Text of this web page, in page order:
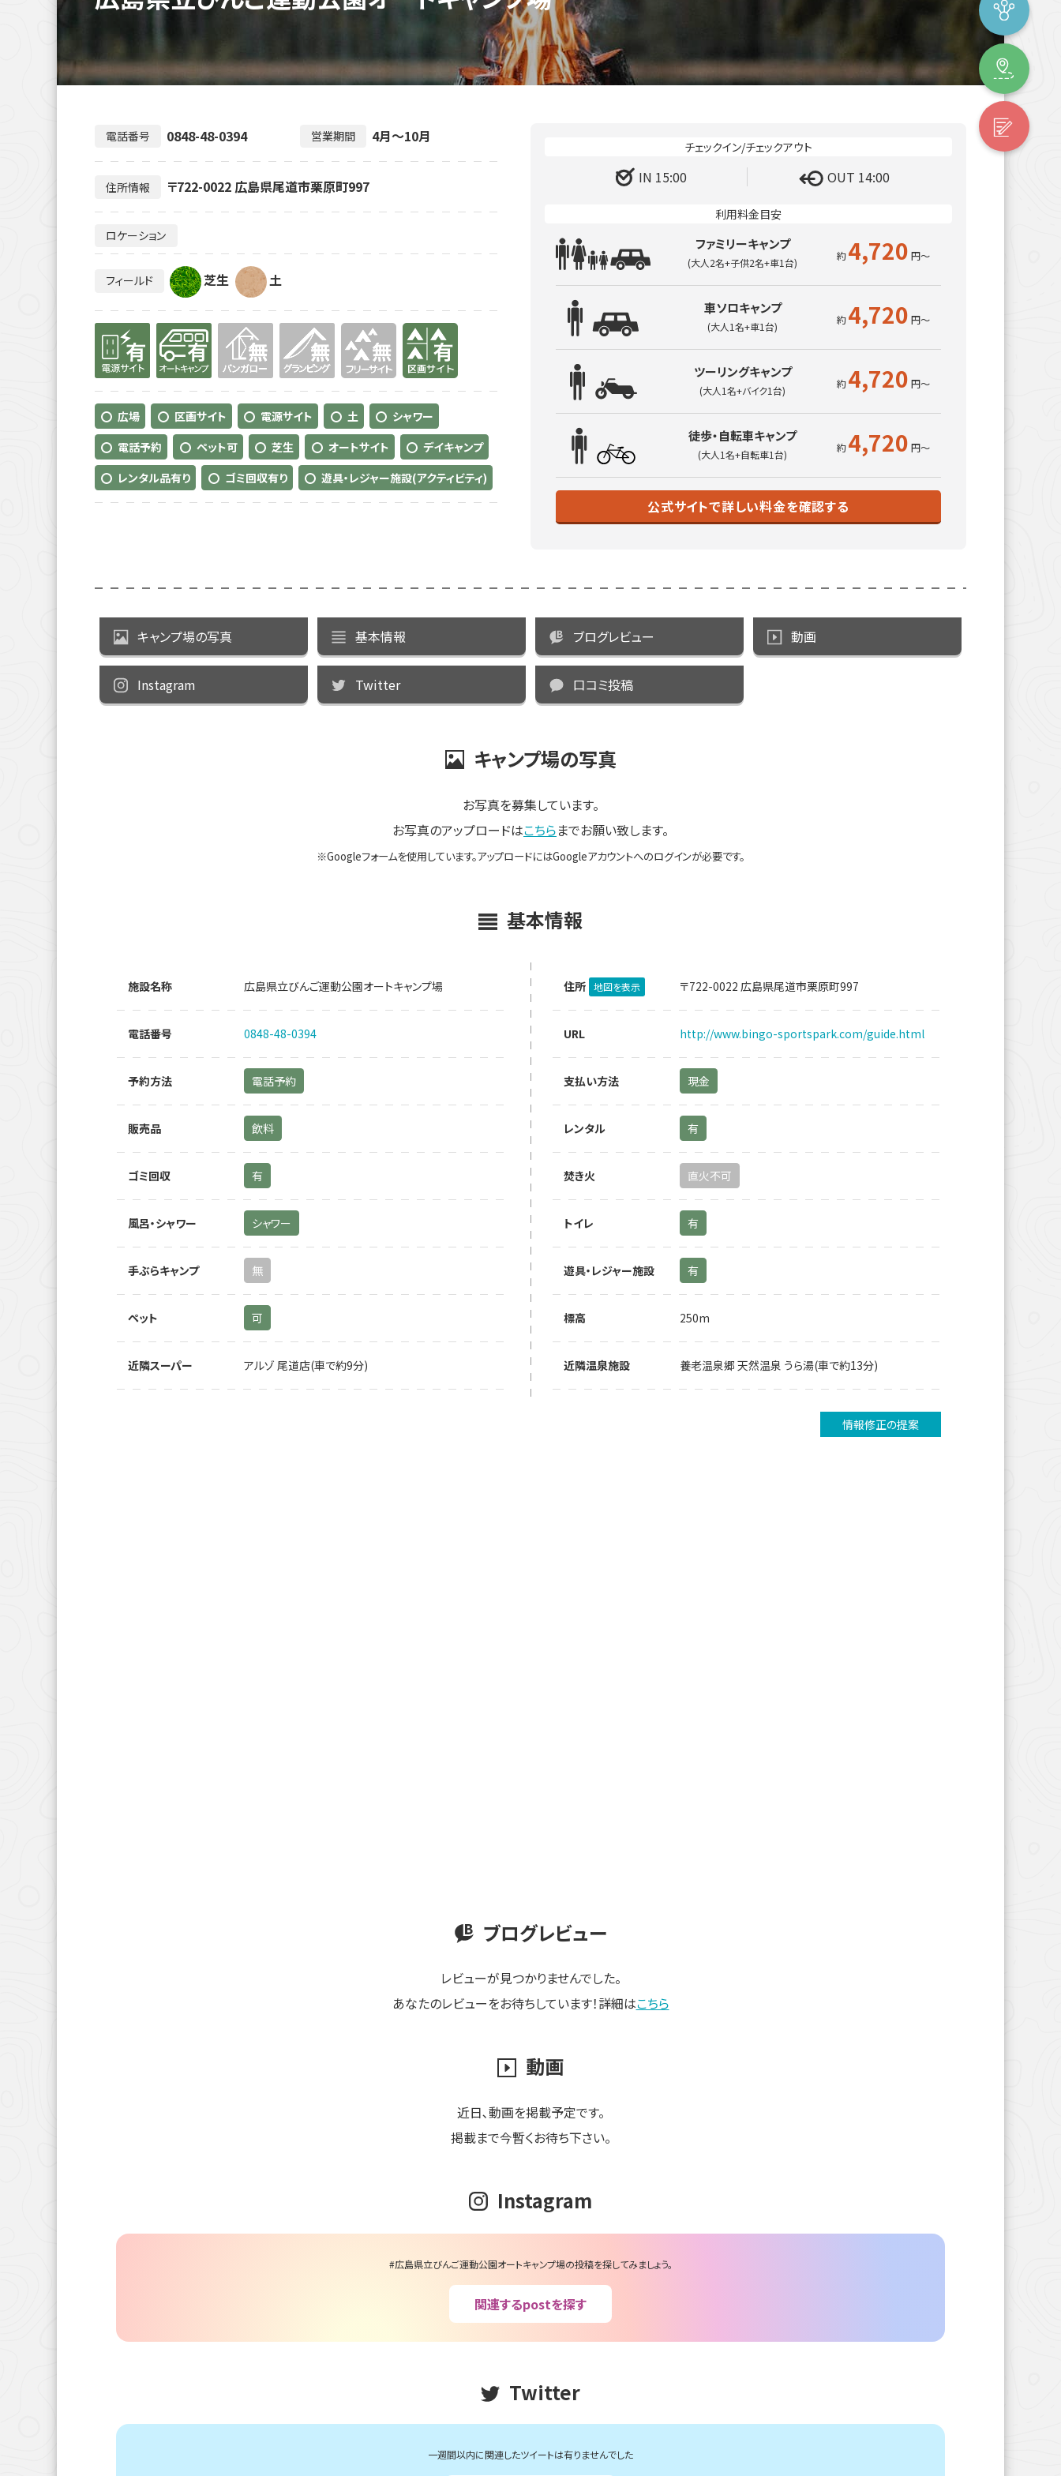
電話番号 0848-48-0394 営業期間 4月～10月
住所情報 〒722-0022 広島県尾道市栗原町997
ロケーション
フィールド 芝生 土
有り 有り 有り
広場 区画サイト 電源サイト 土
シャワー
電話予約
ペット可 芝生 オートサイト
デイキャンプ
レンタル品有り
ゴミ回収有り 遊具・レジャー施設(アクティビティ)
IN 15:00 OUT 14:00
ファミリーキャンプ
(大人2名+子供2名+車1台) 4,720
車ソロキャンプ
(大人1名+車1台) 4,720
ツーリングキャンプ
(大人1名+バイク1台) 4,720
徒歩・自転車キャンプ
(大人1名+自転車1台) 4,720
公式サイトで詳しい料金を確認する
キャンプ場の写真 基本情報 ブログレビュー 動画
Instagram Twitter 口コミ投稿
キャンプ場の写真
お写真を募集しています。
お写真のアップロードはこちらまでお願い致します。
※Googleフォームを使用しています。アップロードにはGoogleアカウントへのログインが必要です。
基本情報
施設名称 広島県立びんご運動公園オートキャンプ場 住所 地図を表示 〒722-0022 広島県尾道市栗原町997
電話番号 0848-48-0394 URL http://www.bingo-sportspark.com/guide.html
予約方法 電話予約 支払い方法 現金
販売品 飲料 レンタル 有
ゴミ回収 有 焚き火 直火不可
風呂・シャワー シャワー トイレ 有
手ぶらキャンプ 無 遊具・レジャー施設 有
ペット 可 標高 250m
近隣スーパー アルゾ 尾道店(車で約9分) 近隣温泉施設 養老温泉郷 天然温泉 うら湯(車で約13分)
情報修正の提案
ブログレビュー
レビューが見つかりませんでした。
あなたのレビューをお待ちしています！詳細はこちら
動画
近日､動画を掲載予定です。
掲載まで今暫くお待ち下さい。
Instagram
#広島県立びんご運動公園オートキャンプ場の投稿を探してみましょう。
関連するpostを探す
Twitter
一週間以内に関連したツイートは有りませんでした